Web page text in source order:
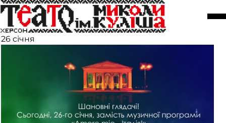
Заміна вистави «Amore mio -
Італія!»
26 січня